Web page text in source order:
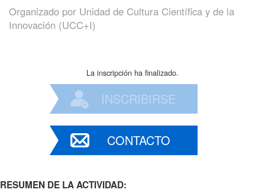
Organizado por Unidad de Cultura Científica y de la
Innovación (UCC+I)
La inscripción ha finalizado.
INSCRIBIRSE
CONTACTO
RESUMEN DE LA ACTIVIDAD: